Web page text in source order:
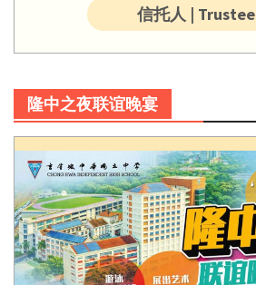
信托人 | Trustee
隆中之夜联谊晚宴